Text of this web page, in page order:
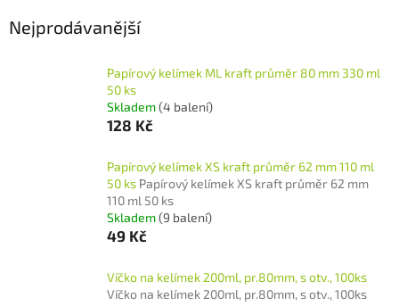
Nejprodávanější
Papírový kelímek ML kraft průměr 80 mm 330 ml
50 ks
Skladem(4 balení)
128 Kč
Papírový kelímek XS kraft průměr 62 mm 110 ml
50 ks Papírový kelímek XS kraft průměr 62 mm
110 ml 50 ks
Skladem(9 balení)
49 Kč
Víčko na kelímek 200ml, pr.80mm, s otv., 100ks
Víčko na kelímek 200ml, pr.80mm, s otv., 100ks